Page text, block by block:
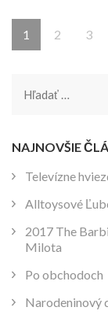
príspevkov
Page
1 Page
2 Page
3
Hľadať:
NAJNOVŠIE
Televízne
Alltoysové
2017 The
Milota
Po obchodoch
Narodeninový